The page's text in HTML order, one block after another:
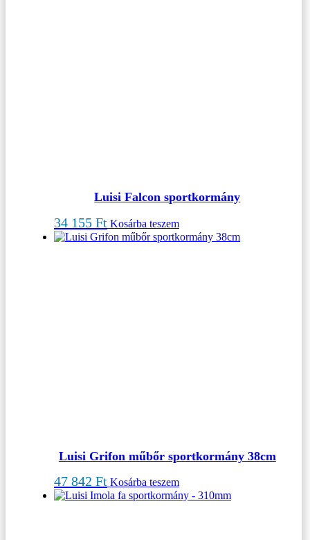
Luisi Falcon sportkormány
34 155 Ft Kosárba teszem
Luisi Grifon műbőr sportkormány 38cm
47 842 Ft Kosárba teszem